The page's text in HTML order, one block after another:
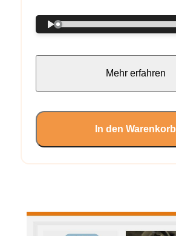
Mehr erfahren
In den Warenkorb